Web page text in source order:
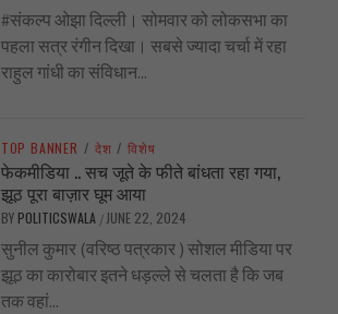
#संकल्प ओझा दिल्ली। सोमवार को लोकसभा का
पहला सत्र रंगीन दिखा। सबसे ज्यादा चर्चा में रहा
राहुल गांधी का संविधान...
TOP BANNER / देश / विशेष
फेकमीडिया .. सच जूते के फीते बांधता रहा गया,
झूठ पूरा बाज़ार घूम आया
BY POLITICSWALA / JUNE 22, 2024
सुनील कुमार (वरिष्ठ पत्रकार ) सोशल मीडिया पर
झूठ का कारोबार इतने धड़ल्ले से चलता है कि जब
तक वहां...